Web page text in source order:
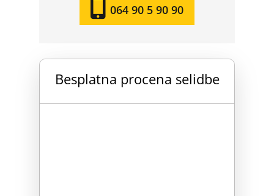
064 90 5 90 90
Besplatna procena selidbe